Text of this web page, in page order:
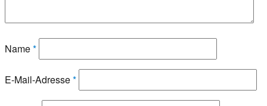
Name*
E-Mail-Adresse*